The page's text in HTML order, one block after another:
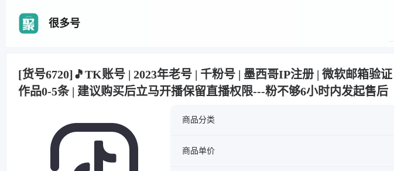
很多号
[货号6720]🎵TK账号 | 2023年老号 | 千粉号 | 墨西哥IP注册 | 微软邮箱验
作品0-5条 | 建议购买后立马开播保留直播权限---粉不够6小时内发起售后
商品分类
商品单价